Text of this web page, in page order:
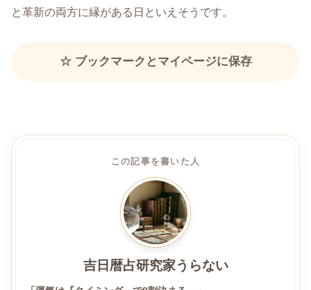
と革新の両方に縁がある日といえそうです。
☆ ブックマークとマイページに保存
この記事を書いた人
吉日暦占研究家うらない